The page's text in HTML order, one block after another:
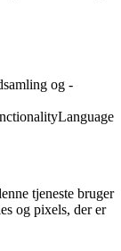
og -
Language
tjeneste bruger
og pixels, der er